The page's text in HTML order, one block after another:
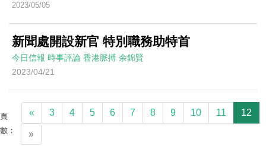
2023/05/05
新聞處開設新官 特別職務助特首
今日信報 時事評論 香港脈搏 余錦賢
2023/04/21
頁
數：
« 3 4 5 6 7 8 9 10 11 12
»